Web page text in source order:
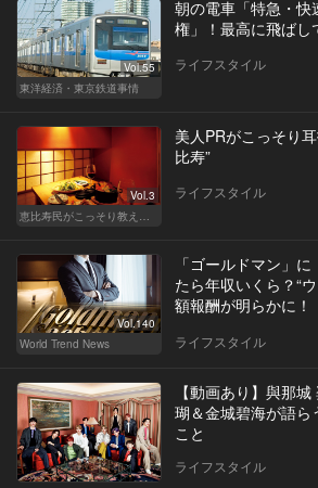
Vol.55
東洋経済・東京鉄道事情
朝の電車「特急・快
権」！最高に飛ばし
ライフスタイル
Vol.3
恵比寿民がこっそり教える、 “俺の恵比寿”
美人PRがこっそり
比寿”
ライフスタイル
Vol.140
World Trend News
「ゴールドマン」
たら年収いくら？“
額報酬が明らかに！
ライフスタイル
【動画あり】與那
瑚＆金城碧海が語
こと
ライフスタイル